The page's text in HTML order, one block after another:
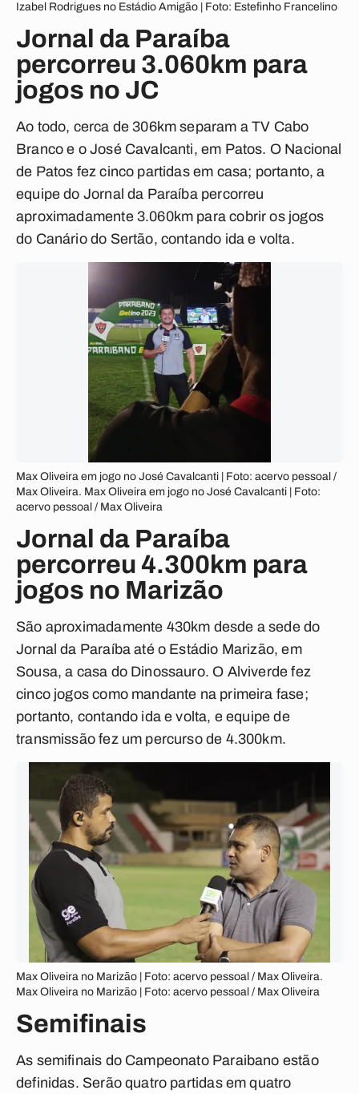
Izabel Rodrigues no Estádio Amigão | Foto: Estefinho Francelino
Jornal da Paraíba
percorreu 3.060km para
jogos no JC
Ao todo, cerca de 306km separam a TV Cabo
Branco e o José Cavalcanti, em Patos. O Nacional
de Patos fez cinco partidas em casa; portanto, a
equipe do Jornal da Paraíba percorreu
aproximadamente 3.060km para cobrir os jogos
do Canário do Sertão, contando ida e volta.
Max Oliveira em jogo no José Cavalcanti | Foto: acervo pessoal /
Max Oliveira. Max Oliveira em jogo no José Cavalcanti | Foto:
acervo pessoal / Max Oliveira
Jornal da Paraíba
percorreu 4.300km para
jogos no Marizão
São aproximadamente 430km desde a sede do
Jornal da Paraíba até o Estádio Marizão, em
Sousa, a casa do Dinossauro. O Alviverde fez
cinco jogos como mandante na primeira fase;
portanto, contando ida e volta, e equipe de
transmissão fez um percurso de 4.300km.
Max Oliveira no Marizão | Foto: acervo pessoal / Max Oliveira.
Max Oliveira no Marizão | Foto: acervo pessoal / Max Oliveira
Semifinais
As semifinais do Campeonato Paraibano estão
definidas. Serão quatro partidas em quatro